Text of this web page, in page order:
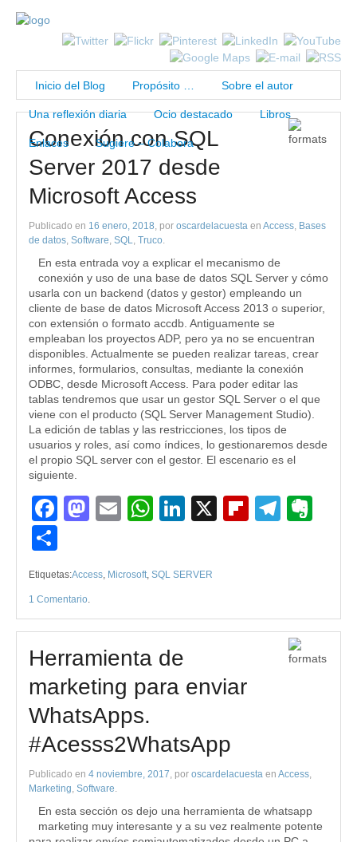
Inicio del Blog Propósito … Sobre el autor
Una reflexión diaria Ocio destacado Libros
Enlaces Sugiere – Colabora
Conexión con SQL
Server 2017 desde
Microsoft Access
Publicado en 16 enero, 2018, por oscardelacuesta en Access, Bases
de datos, Software, SQL, Truco.
En esta entrada voy a explicar el mecanismo de
conexión y uso de una base de datos SQL Server y cómo
usarla con un backend (datos y gestor) empleando un
cliente de base de datos Microsoft Access 2013 o superior,
con extensión o formato accdb. Antiguamente se
empleaban los proyectos ADP, pero ya no se encuentran
disponibles. Actualmente se pueden realizar tareas, crear
informes, formularios, consultas, mediante la conexión
ODBC, desde Microsoft Access. Para poder editar las
tablas tendremos que usar un gestor SQL Server o el que
viene con el producto (SQL Server Management Studio).
La edición de tablas y las restricciones, los tipos de
usuarios y roles, así como índices, lo gestionaremos desde
el propio SQL server con el gestor. El escenario es el
siguiente.
Facebook
Mastodon
EmailWhatsApp
LinkedIn
X Flipboard
Etiquetas:Access, Microsoft, SQL SERVER
1 Comentario.
Herramienta de
marketing para enviar
WhatsApps.
#Acesss2WhatsApp
Publicado en 4 noviembre, 2017, por oscardelacuesta en Access,
Marketing, Software.
En esta sección os dejo una herramienta de whatsapp
marketing muy interesante y a su vez realmente potente